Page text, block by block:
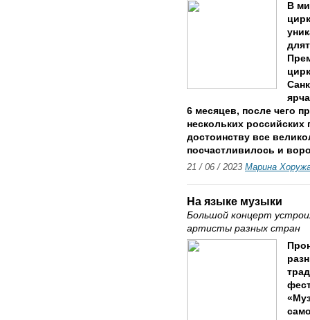
В
6 месяцев, после чего
нескольких российских
достоинству все
посчастливилось и
21 / 06 / 2023 Марина
На языке музыки
Большой концерт
артисты разных стран